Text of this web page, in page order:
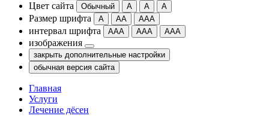
Цвет сайта Обычный А А А
Размер шрифта А АА ААА
интервал шрифта ААА ААА ААА
изображения
закрыть дополнительные настройки
обычная версия сайта
Главная
Услуги
Лечение дёсен